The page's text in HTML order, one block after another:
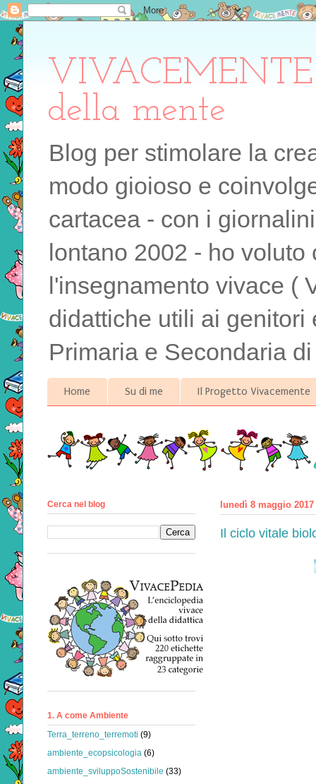
della mente
Blog per stimolare la
modo gioioso e
cartacea - con i
lontano 2002 - ho
l'insegnamento vivace (
didattiche utili ai
Primaria e Secondaria
Home Su di me Il Progetto Vivacemente
lunedì 8 maggio 2017
Il ciclo vitale
Cerca nel blog
1. A come Ambiente
Terra_terreno_terremoti (9)
ambiente_ecopsicologia (6)
ambiente_sviluppoSostenibile (33)